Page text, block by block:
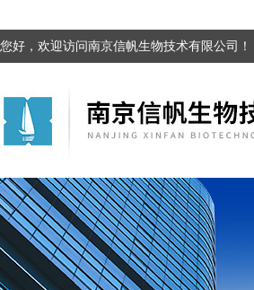
您好，欢迎访问南京信帆生物技术有限公司！